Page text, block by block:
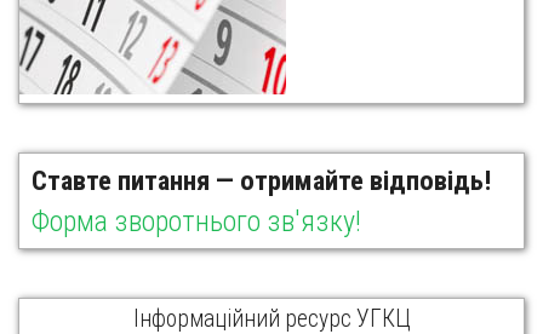
Ставте питання — отримайте відповідь!
Форма зворотнього зв'язку!
Інформаційний ресурс УГКЦ